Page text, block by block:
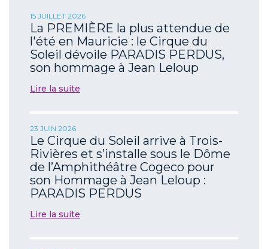
15 JUILLET 2026
La PREMIÈRE la plus attendue de
l'été en Mauricie : le Cirque du
Soleil dévoile PARADIS PERDUS,
son hommage à Jean Leloup
Lire la suite
23 JUIN 2026
Le Cirque du Soleil arrive à Trois-
Rivières et s’installe sous le Dôme
de l’Amphithéâtre Cogeco pour
son Hommage à Jean Leloup :
PARADIS PERDUS
Lire la suite